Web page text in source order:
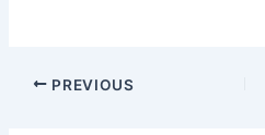
PREVIOUS